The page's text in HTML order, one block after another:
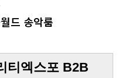
드 송악룸
티엑스포 B2B